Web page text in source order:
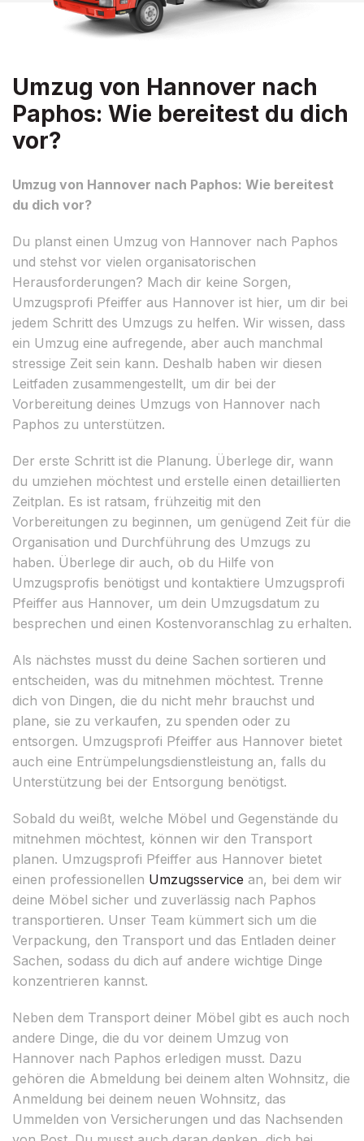
Umzug von Hannover nach
Paphos: Wie bereitest du dich
vor?
Umzug von Hannover nach Paphos: Wie bereitest
du dich vor?
Du planst einen Umzug von Hannover nach Paphos
und stehst vor vielen organisatorischen
Herausforderungen? Mach dir keine Sorgen,
Umzugsprofi Pfeiffer aus Hannover ist hier, um dir bei
jedem Schritt des Umzugs zu helfen. Wir wissen, dass
ein Umzug eine aufregende, aber auch manchmal
stressige Zeit sein kann. Deshalb haben wir diesen
Leitfaden zusammengestellt, um dir bei der
Vorbereitung deines Umzugs von Hannover nach
Paphos zu unterstützen.
Der erste Schritt ist die Planung. Überlege dir, wann
du umziehen möchtest und erstelle einen detaillierten
Zeitplan. Es ist ratsam, frühzeitig mit den
Vorbereitungen zu beginnen, um genügend Zeit für die
Organisation und Durchführung des Umzugs zu
haben. Überlege dir auch, ob du Hilfe von
Umzugsprofis benötigst und kontaktiere Umzugsprofi
Pfeiffer aus Hannover, um dein Umzugsdatum zu
besprechen und einen Kostenvoranschlag zu erhalten.
Als nächstes musst du deine Sachen sortieren und
entscheiden, was du mitnehmen möchtest. Trenne
dich von Dingen, die du nicht mehr brauchst und
plane, sie zu verkaufen, zu spenden oder zu
entsorgen. Umzugsprofi Pfeiffer aus Hannover bietet
auch eine Entrümpelungsdienstleistung an, falls du
Unterstützung bei der Entsorgung benötigst.
Sobald du weißt, welche Möbel und Gegenstände du
mitnehmen möchtest, können wir den Transport
planen. Umzugsprofi Pfeiffer aus Hannover bietet
einen professionellen Umzugsservice an, bei dem wir
deine Möbel sicher und zuverlässig nach Paphos
transportieren. Unser Team kümmert sich um die
Verpackung, den Transport und das Entladen deiner
Sachen, sodass du dich auf andere wichtige Dinge
konzentrieren kannst.
Neben dem Transport deiner Möbel gibt es auch noch
andere Dinge, die du vor deinem Umzug von
Hannover nach Paphos erledigen musst. Dazu
gehören die Abmeldung bei deinem alten Wohnsitz, die
Anmeldung bei deinem neuen Wohnsitz, das
Ummelden von Versicherungen und das Nachsenden